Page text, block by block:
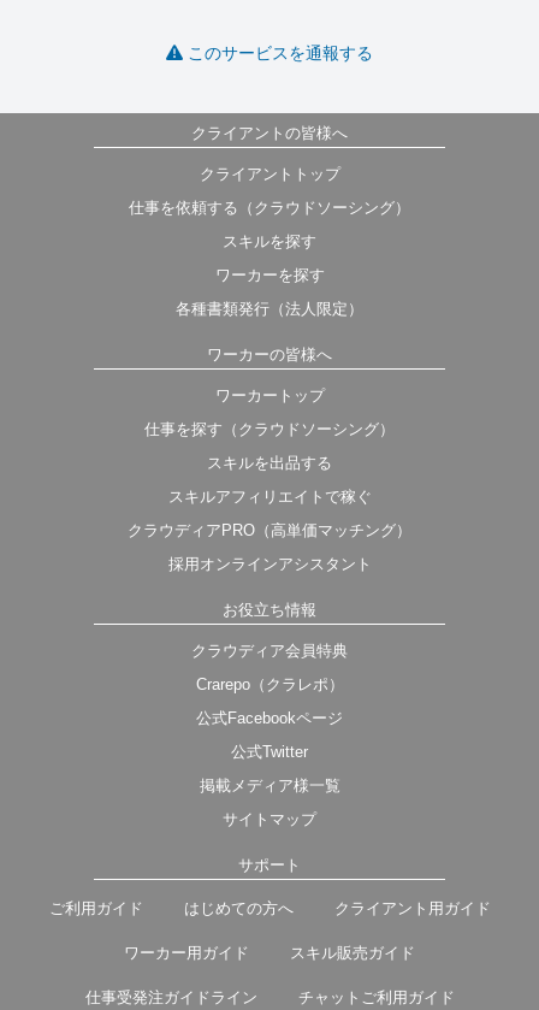
このサービスを通報する
クライアントの皆様へ
クライアントトップ
仕事を依頼する（クラウドソーシング）
スキルを探す
ワーカーを探す
各種書類発行（法人限定）
ワーカーの皆様へ
ワーカートップ
仕事を探す（クラウドソーシング）
スキルを出品する
スキルアフィリエイトで稼ぐ
クラウディアPRO（高単価マッチング）
採用オンラインアシスタント
お役立ち情報
クラウディア会員特典
Crarepo（クラレポ）
公式Facebookページ
公式Twitter
掲載メディア様一覧
サイトマップ
サポート
ご利用ガイド はじめての方へ クライアント用ガイド
ワーカー用ガイド スキル販売ガイド
仕事受発注ガイドライン チャットご利用ガイド